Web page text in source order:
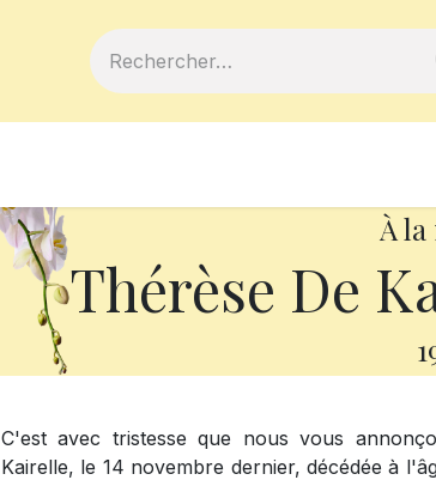
À
Thérèse De
C'est avec tristesse que nous vous
Kairelle, le 14 novembre dernier, décédée à